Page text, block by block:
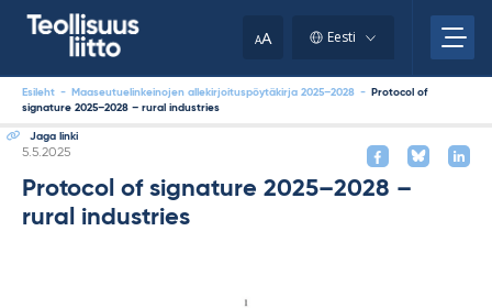
AA Eesti
Esileht - Maaseutuelinkeinojen allekirjoituspöytäkirja 2025–2028 -
Protocol of
signature 2025–2028 – rural industries
Jaga linki
Kirjoitettu
5.5.2025
Protocol of signature 2025–2028 –
rural industries